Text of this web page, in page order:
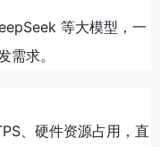
等大模型，一
需求。
、硬件资源占用，直